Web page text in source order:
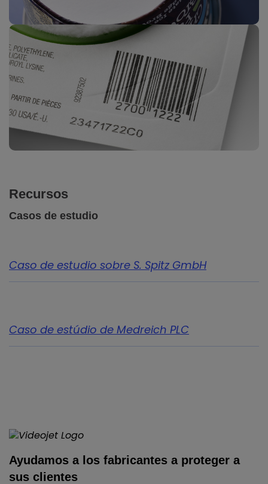
Recursos
Casos de estudio
Caso de estudio sobre S. Spitz GmbH
Caso de estúdio de Medreich PLC
Ayudamos a los fabricantes a proteger a
sus clientes